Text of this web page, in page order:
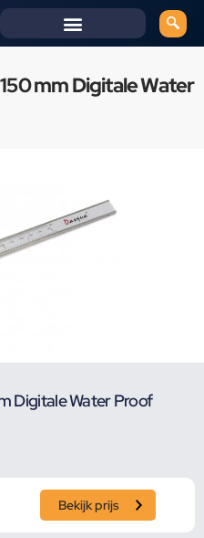
mm Digitale Water
Digitale Water Proof
Bekijk prijs